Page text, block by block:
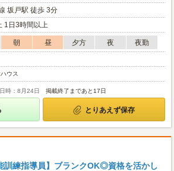
坂戸駅 徒歩 3分
1日3時間以上
朝 昼 夕方 夜
夜勤
ウス
時：8月24日 掲載終了まであと17日
とりあえず保存
訓練指導員】ブランクOK◎資格を活かし